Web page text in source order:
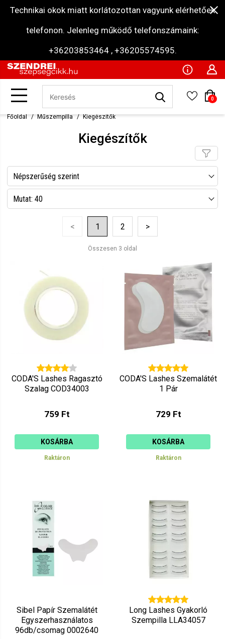
Technikai okok miatt korlátozottan vagyunk elérhetőek
telefonon. Jelenleg működő telefonszámaink:
+36203853464 , +36205574595.
0
Főoldal Műszempilla Kiegészítők
Kiegészítők
Népszerűség szerint
Név szerint csökkenő
Mutat: 40
< 1 2 >
Összesen 3 oldal
CODA'S Lashes Ragasztó
Szalag COD34003
759 Ft
KOSÁRBA
Raktáron
CODA'S Lashes Szemalátét
1 Pár
729 Ft
KOSÁRBA
Raktáron
Sibel Papír Szemalátét
Egyszerhasználatos
96db/csomag 0002640
Long Lashes Gyakorló
Szempilla LLA34057